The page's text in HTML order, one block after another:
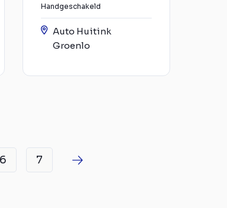
Handgeschakeld
Auto Huitink
Groenlo
6 7